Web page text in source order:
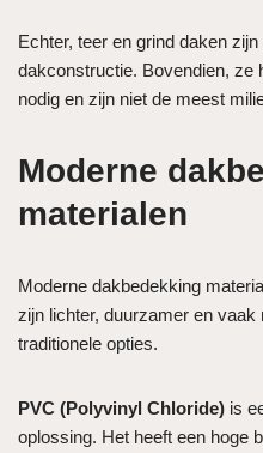
Echter, teer en grind daken
dakconstructie. Bovendien, ze
nodig en zijn niet de meest
Moderne
materialen
Moderne dakbedekking
zijn lichter, duurzamer en
traditionele opties.
PVC (Polyvinyl Chloride) is
oplossing. Het heeft een hoge